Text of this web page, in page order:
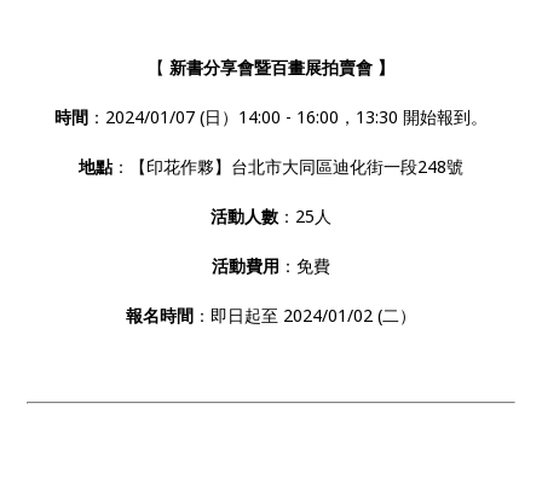
【 新書分享會暨百畫展拍賣會 】
時間 ：2024/01/07 (日）14:00 - 16:00，13:30 開始報到。
地點：【印花作夥】台北市大同區迪化街一段248號
活動人數 ：25人
活動費用 ：免費
報名時間 ：即日起至 2024/01/02 (二）